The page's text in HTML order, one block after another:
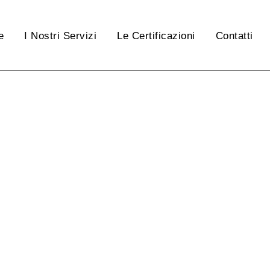
I Nostri Servizi Le Certificazioni Contatti